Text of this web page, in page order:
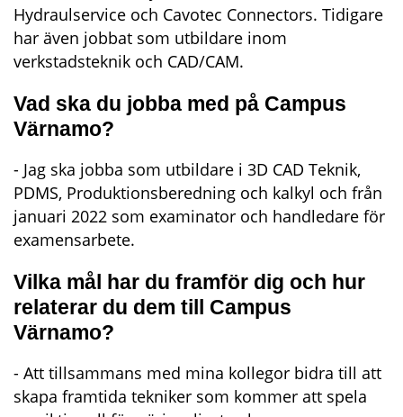
Hydraulservice och Cavotec Connectors. Tidigare
har även jobbat som utbildare inom
verkstadsteknik och CAD/CAM.
Vad ska du jobba med på Campus
Värnamo?
- Jag ska jobba som utbildare i 3D CAD Teknik,
PDMS, Produktionsberedning och kalkyl och från
januari 2022 som examinator och handledare för
examensarbete.
Vilka mål har du framför dig och hur
relaterar du dem till Campus
Värnamo?
- Att tillsammans med mina kollegor bidra till att
skapa framtida tekniker som kommer att spela